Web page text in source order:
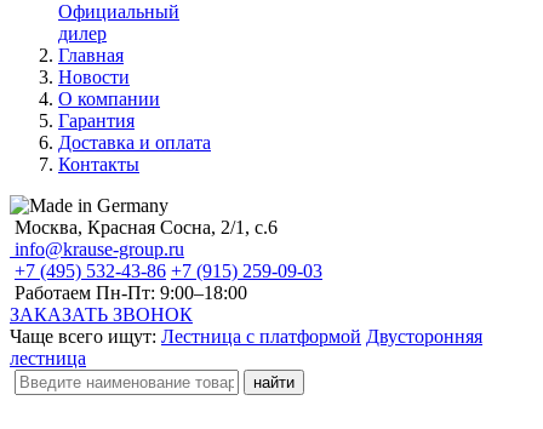
Официальный
дилер
Главная
Новости
О компании
Гарантия
Доставка и оплата
Контакты
Москва, Красная Сосна, 2/1, с.6
info@krause-group.ru
+7 (495) 532-43-86 +7 (915) 259-09-03
Работаем Пн-Пт: 9:00–18:00
ЗАКАЗАТЬ ЗВОНОК
Чаще всего ищут: Лестница с платформой Двусторонняя
лестница